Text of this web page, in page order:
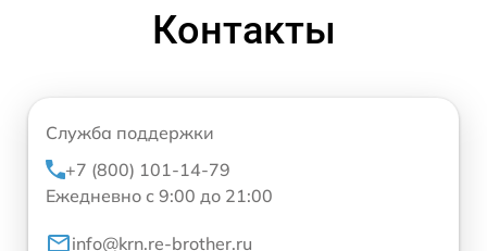
Контакты
Служба поддержки
+7 (800) 101-14-79
Ежедневно с 9:00 до 21:00
info@krn.re-brother.ru